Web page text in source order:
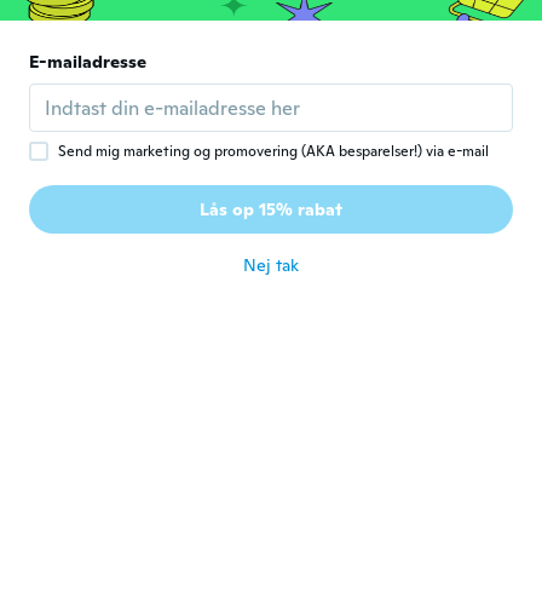
A Tilmeldt 2017 · 546 anmeldelser · 459 overførsler
Antes de la fecha excelente Calidad muy
bonito de talla perfecto muchísimas
Gracias Wish👌🏼😊✅
· 106 anmeldelser ·
E-mailadresse
Send mig marketing og promovering (AKA besparelser!) via e-mail
Lås op 15% rabat
Nej tak